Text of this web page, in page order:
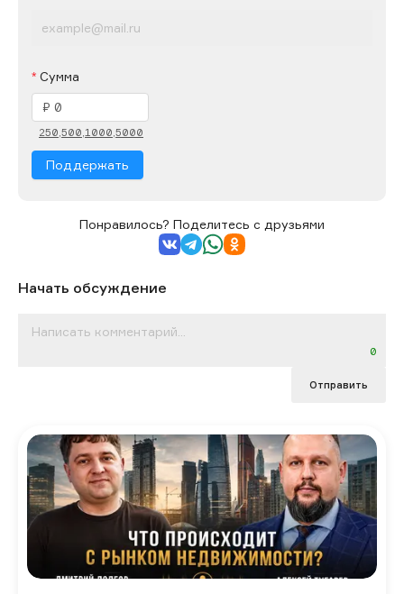
Сумма
250,500,1000,5000
Поддержать
Понравилось? Поделитесь с друзьями
Начать обсуждение
0
Отправить